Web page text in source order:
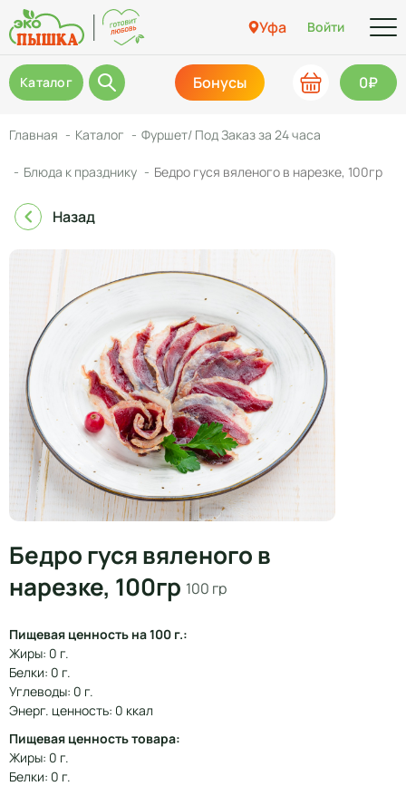
Уфа Войти
Каталог Бонусы 0₽
Главная Каталог Фуршет/ Под Заказ за 24 часа
Блюда к празднику Бедро гуся вяленого в нарезке, 100гр
Назад
Бедро гуся вяленого в
нарезке, 100гр 100 гр
Пищевая ценность на 100 г.:
Жиры: 0 г.
Белки: 0 г.
Углеводы: 0 г.
Энерг. ценность: 0 ккал
Пищевая ценность товара:
Жиры: 0 г.
Белки: 0 г.